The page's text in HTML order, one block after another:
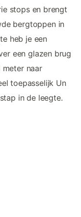
stops en brengt
bergtoppen in
heb je een
een glazen brug
meter naar
toepasselijk Un
in de leegte.